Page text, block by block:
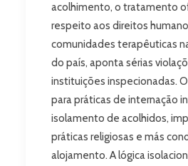
acolhimento, o tratamento
respeito aos direitos
comunidades terapêuticas
do país, aponta sérias
instituições inspecionadas.
para práticas de internação
isolamento de acolhidos,
práticas religiosas e más
alojamento. A lógica